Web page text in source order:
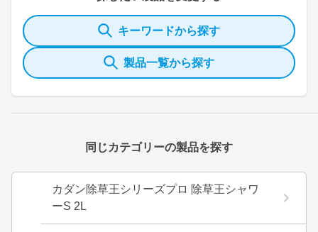
キーワードから探す
製品一覧から探す
同じカテゴリーの製品を探す
カダン除草王シリーズプロ 除草王シャワ
ーS 2L